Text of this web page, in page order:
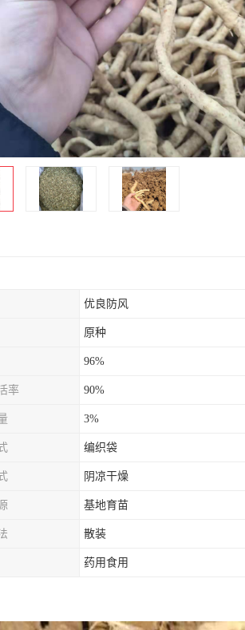
优良防风
原种
96%
率 90%
3%
编织袋
阴凉干燥
基地育苗
散装
药用食用